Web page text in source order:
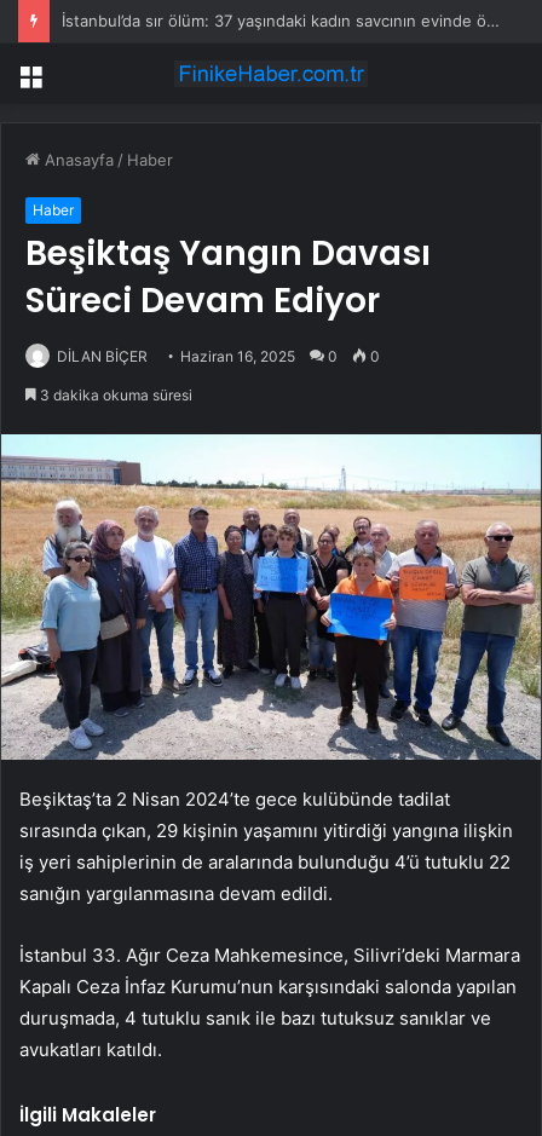
İstanbul’da sır ölüm: 37 yaşındaki kadın savcının evinde ölü bulundu!
Menü
Anasayfa / Haber
Haber
Beşiktaş Yangın Davası
Süreci Devam Ediyor
DİLAN BİÇER Haziran 16, 2025 0 0
3 dakika okuma süresi
Beşiktaş’ta 2 Nisan 2024’te gece kulübünde tadilat
sırasında çıkan, 29 kişinin yaşamını yitirdiği yangına ilişkin
iş yeri sahiplerinin de aralarında bulunduğu 4’ü tutuklu 22
sanığın yargılanmasına devam edildi.
İstanbul 33. Ağır Ceza Mahkemesince, Silivri’deki Marmara
Kapalı Ceza İnfaz Kurumu’nun karşısındaki salonda yapılan
duruşmada, 4 tutuklu sanık ile bazı tutuksuz sanıklar ve
avukatları katıldı.
İlgili Makaleler